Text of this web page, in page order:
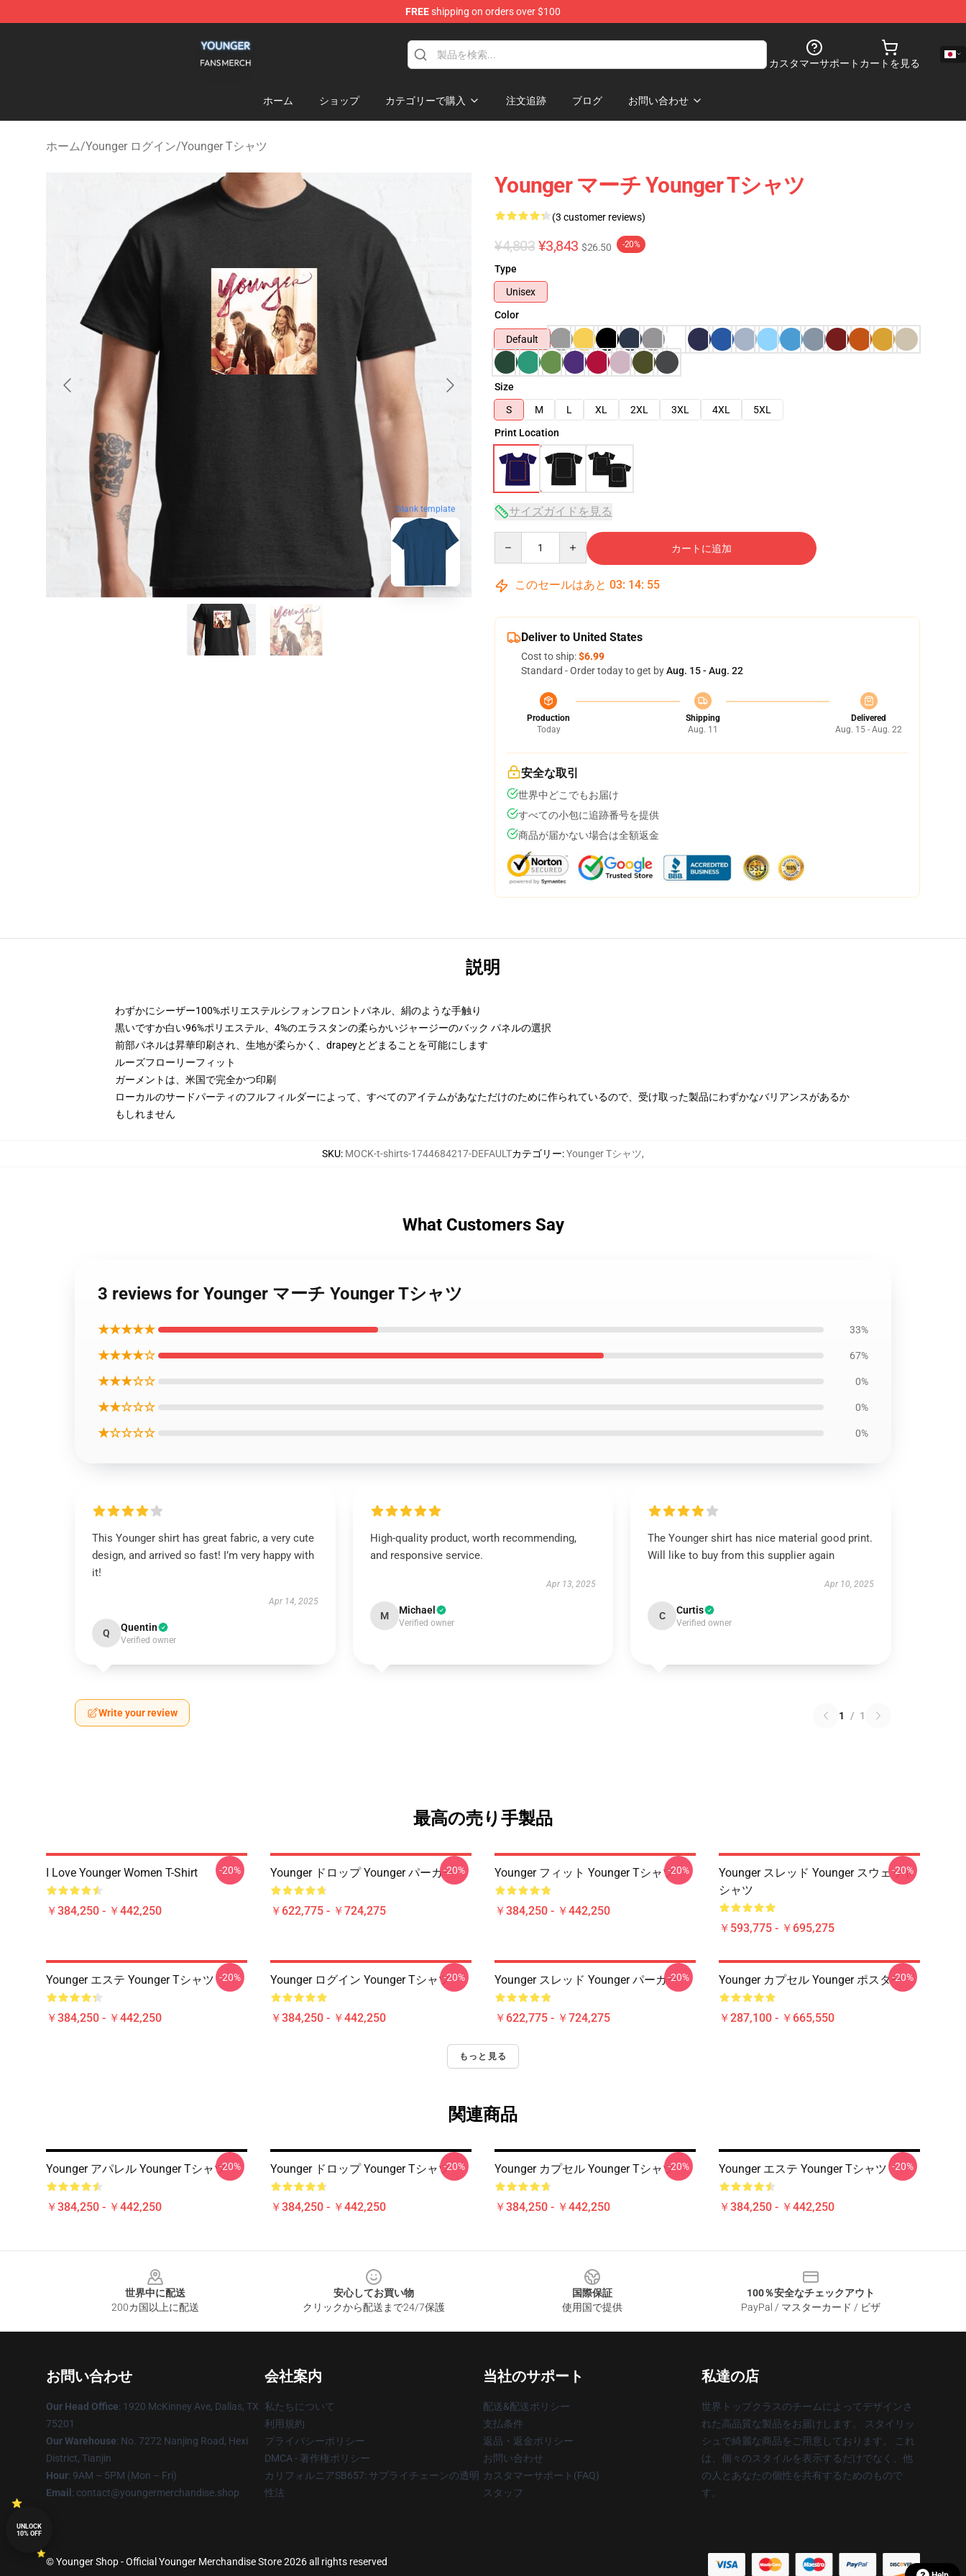
FREEshipping on orders over $100
カスタマーサポート カートを見る
ホーム ショップ カテゴリーで購入 注文追跡 ブログ お問い合わせ
ホーム/Younger ログイン/Younger Tシャツ
blank template
Younger マーチ Younger Tシャツ
(3 customer reviews)
¥4,803 ¥3,843 $26.50 -20%
Type
Unisex
Color
Default
Size
S
M L XL 2XL 3XL 4XL
5XL
Print Location
サイズガイドを見る
カートに追加
このセールはあと 03: 14: 54
Deliver to United States
Cost to ship:$6.99
Standard - Order today to get byAug. 15 - Aug. 22
Production
Today
Shipping
Aug. 11
Delivered
Aug. 15 - Aug. 22
安全な取引
世界中どこでもお届け
すべての小包に追跡番号を提供
商品が届かない場合は全額返金
説明
わずかにシーザー100%ポリエステルシフォンフロントパネル、絹のような手触り
黒いですか白い96%ポリエステル、4%のエラスタンの柔らかいジャージーのバック パネルの選択
前部パネルは昇華印刷され、生地が柔らかく、drapeyとどまることを可能にします
ルーズフローリーフィット
ガーメントは、米国で完全かつ印刷
ローカルのサードパーティのフルフィルダーによって、すべてのアイテムがあなただけのために作られているので、受け取った製品にわずかなバリアンスがあるか
もしれません
SKU: MOCK-t-shirts-1744684217-DEFAULTカテゴリー:Younger Tシャツ,
What Customers Say
3 reviews for Younger マーチ Younger Tシャツ
★★★★★ 33%
★★★★☆ 67%
★★★☆☆ 0%
★★☆☆☆ 0%
★☆☆☆☆ 0%
This Younger shirt has great fabric, a very cute
design, and arrived so fast! I’m very happy with
it!
Apr 14, 2025
Q Quentin
Verified owner
High-quality product, worth recommending,
and responsive service.
Apr 13, 2025
M Michael
Verified owner
The Younger shirt has nice material good print.
Will like to buy from this supplier again
Apr 10, 2025
C Curtis
Verified owner
Write your review 1 / 1
最高の売り手製品
I Love Younger Women T-Shirt
￥384,250 - ￥442,250
-20% Younger ドロップ Younger パーカー
￥622,775 - ￥724,275
-20% Younger フィット Younger Tシャツ
￥384,250 - ￥442,250
-20%
Younger スレッド Younger スウェット
シャツ
￥593,775 - ￥695,275
-20%
Younger エステ Younger Tシャツ
￥384,250 - ￥442,250
-20% Younger ログイン Younger Tシャツ
￥384,250 - ￥442,250
-20% Younger スレッド Younger パーカー
￥622,775 - ￥724,275
-20% Younger カプセル Younger ポスター
￥287,100 - ￥665,550
-20%
もっと見る
関連商品
Younger アパレル Younger Tシャツ
￥384,250 - ￥442,250
-20% Younger ドロップ Younger Tシャツ
￥384,250 - ￥442,250
-20% Younger カプセル Younger Tシャツ
￥384,250 - ￥442,250
-20% Younger エステ Younger Tシャツ
￥384,250 - ￥442,250
-20%
世界中に配送
200カ国以上に配送
安心してお買い物
クリックから配送まで24/7保護
国際保証
使用国で提供
100％安全なチェックアウト
PayPal / マスターカード / ビザ
お問い合わせ
Our Head Office: 1920 McKinney Ave, Dallas, TX
75201
Our Warehouse: No. 7272 Nanjing Road, Hexi
District, Tianjin
Hour: 9AM – 5PM (Mon – Fri)
Email : contact@youngermerchandise.shop
会社案内
私たちについて
利用規約
プライバシーポリシー
DMCA - 著作権ポリシー
カリフォルニアSB657: サプライチェーンの透明
性法
当社のサポート
配送&配送ポリシー
支払条件
返品・返金ポリシー
お問い合わせ
カスタマーサポート(FAQ)
スタッフ
私達の店
世界トップクラスのチームによってデザインさ
れた高品質な製品をお届けします。 スタイリッ
シュで綺麗な商品をご用意しております。 これ
は、個々のスタイルを表示するだけでなく、他
の人とあなたの個性を共有するためのもので
す。
© Younger Shop - Official Younger Merchandise Store 2026 all rights reserved
UNLOCK
10% OFF